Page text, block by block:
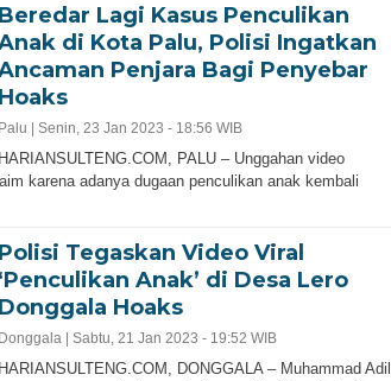
Beredar Lagi Kasus Penculikan
di Kota Palu, Polisi Ingatkan
Penjara Bagi Penyebar
Hoaks
Palu | Senin, 23 Jan 2023 - 18:56 WIB
HARIANSULTENG.COM, PALU – Unggahan video
karena adanya dugaan penculikan anak kembali
Polisi Tegaskan Video Viral
‘Penculikan Anak’ di Desa Lero
Donggala Hoaks
Donggala | Sabtu, 21 Jan 2023 - 19:52 WIB
HARIANSULTENG.COM, DONGGALA – Muhammad